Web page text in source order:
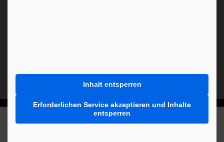
Inhalt entsperren
Erforderlichen Service akzeptieren und Inhalte
entsperren